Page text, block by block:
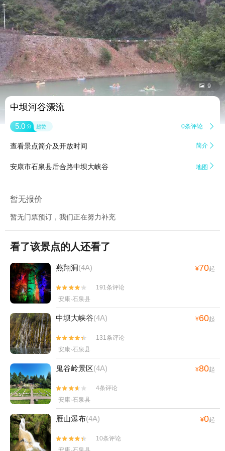
 9
中坝河谷漂流
5.0 分 超赞 0条评论 
查看景点简介及开放时间 简介 
安康市石泉县后合路中坝大峡谷 地图 
暂无报价
暂无门票预订，我们正在努力补充
看了该景点的人还看了
燕翔洞(4A) ¥70起


191条评论
安康·石泉县
中坝大峡谷(4A) ¥60起


131条评论
安康·石泉县
鬼谷岭景区(4A) ¥80起


4条评论
安康·石泉县
雁山瀑布(4A) ¥0起


10条评论
